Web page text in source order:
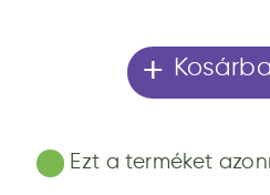
+
Ezt a terméket